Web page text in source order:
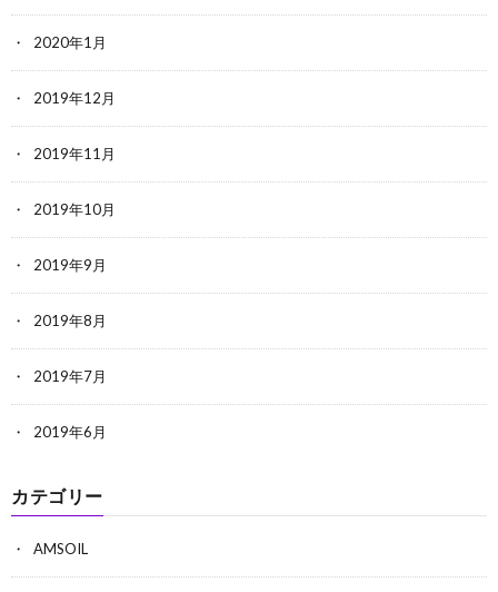
2020年1月
2019年12月
2019年11月
2019年10月
2019年9月
2019年8月
2019年7月
2019年6月
カテゴリー
AMSOIL